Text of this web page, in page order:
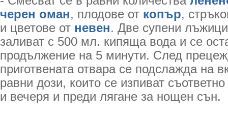
черен оман, плодове от копър,
и цветове от невен. Две супени
заливат с 500 мл. кипяща вода и се
продължение на 5 минути. След
приготвената отвара се подслажда на
равни дози, които се изпиват
и вечеря и преди лягане за нощен сън.